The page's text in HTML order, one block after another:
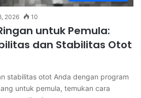
2026 10
untuk Pemula:
dan Stabilitas Otot
stabilitas otot Anda dengan program
untuk pemula, temukan cara